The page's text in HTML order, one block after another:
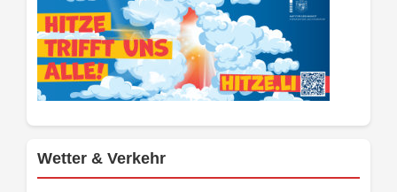
Wetter & Verkehr